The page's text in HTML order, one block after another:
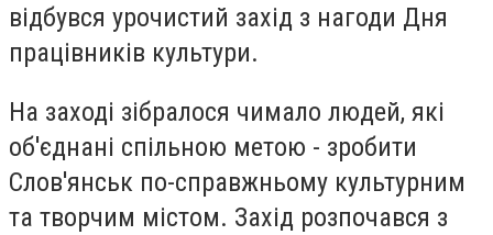
відбувся урочистий захід з нагоди Дня
працівників культури.
На заході зібралося чимало людей, які
об'єднані спільною метою - зробити
Слов'янськ по-справжньому культурним
та творчим містом. Захід розпочався з